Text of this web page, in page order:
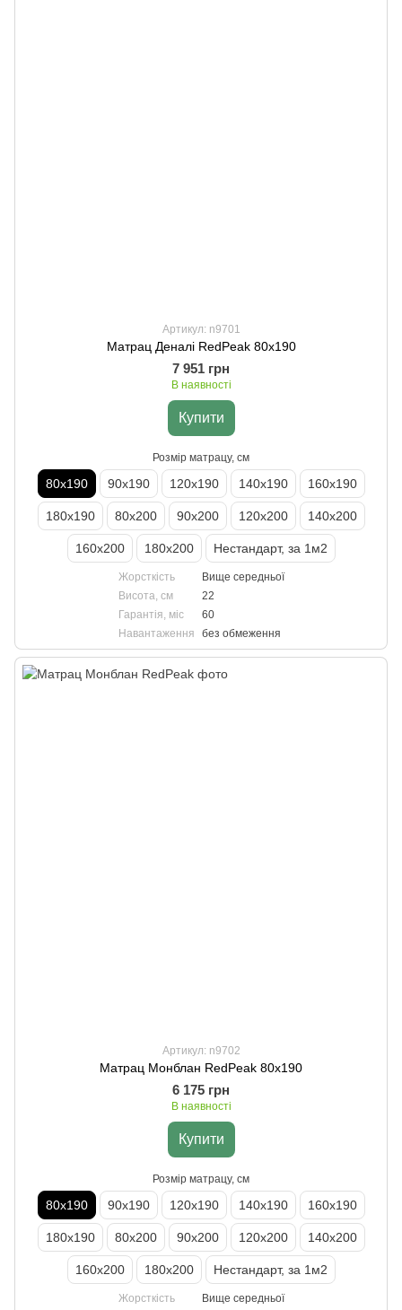
Артикул: n9701
Матрац Деналі RedPeak 80х190
7 951 грн
В наявності
Купити
Розмір матрацу, см
80х190 90х190 120х190 140х190 160х190
180х190 80х200 90х200 120х200 140х200
160х200 180х200 Нестандарт, за 1м2
Жорсткість
Вище середньої
Висота, см
22
Гарантія, міс
60
Навантаження
без обмеження
Артикул: n9702
Матрац Монблан RedPeak 80х190
6 175 грн
В наявності
Купити
Розмір матрацу, см
80х190 90х190 120х190 140х190 160х190
180х190 80х200 90х200 120х200 140х200
160х200 180х200 Нестандарт, за 1м2
Жорсткість
Вище середньої